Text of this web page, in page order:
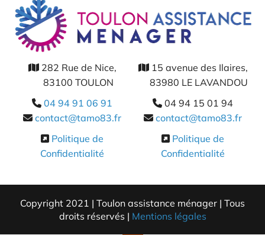
282 Rue de Nice,
83100 TOULON
 04 94 91 06 91
 contact@tamo83.fr
 Politique de
Confidentialité
15 avenue des Ilaires,
83980 LE LAVANDOU
 04 94 15 01 94
 contact@tamo83.fr
 Politique de
Confidentialité
Copyright 2021 | Toulon assistance ménager | Tous
droits réservés | Mentions légales